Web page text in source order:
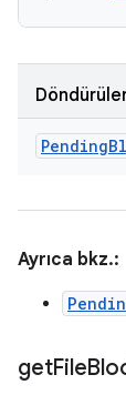
Pending
Ayrıca bkz.:
getFile